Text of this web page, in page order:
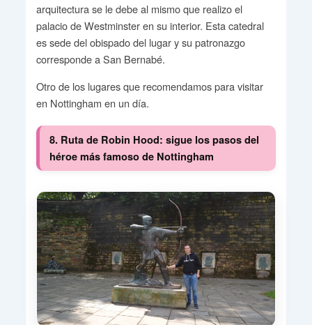
arquitectura se le debe al mismo que realizo el
palacio de Westminster en su interior. Esta catedral
es sede del obispado del lugar y su patronazgo
corresponde a San Bernabé.
Otro de los lugares que recomendamos para visitar
en Nottingham en un día.
8. Ruta de Robin Hood: sigue los pasos del
héroe más famoso de Nottingham